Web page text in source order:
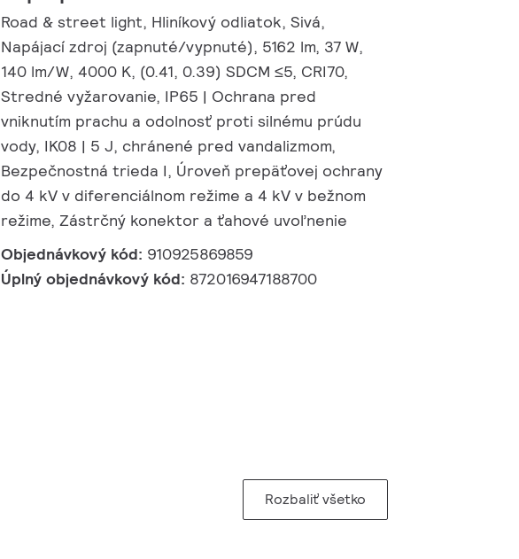
Road & street light, Hliníkový odliatok, Sivá,
Napájací zdroj (zapnuté/vypnuté), 5162 lm, 37 W,
140 lm/W, 4000 K, (0.41, 0.39) SDCM ≤5, CRI70,
Stredné vyžarovanie, IP65 | Ochrana pred
vniknutím prachu a odolnosť proti silnému prúdu
vody, IK08 | 5 J, chránené pred vandalizmom,
Bezpečnostná trieda I, Úroveň prepäťovej ochrany
do 4 kV v diferenciálnom režime a 4 kV v bežnom
režime, Zástrčný konektor a ťahové uvoľnenie
Objednávkový kód: 910925869859
Úplný objednávkový kód: 872016947188700
Rozbaliť všetko